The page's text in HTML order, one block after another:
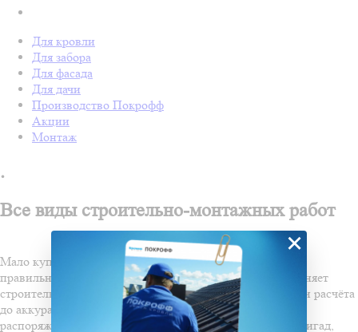
Для кровли
Для забора
Для фасада
Для дачи
Производство Покрофф
Акции
Монтаж
.
Все виды строительно-монтажных работ
Мало купить качественный материал — его ещё важно
правильно смонтировать. Компания «Покрофф» выполняет
строительно-монтажные работы “под ключ”: от замера и расчёта
до аккуратного монтажа и сдачи объекта. В нашем
распоряжении — свыше 100 опытных строительных бригад,
×